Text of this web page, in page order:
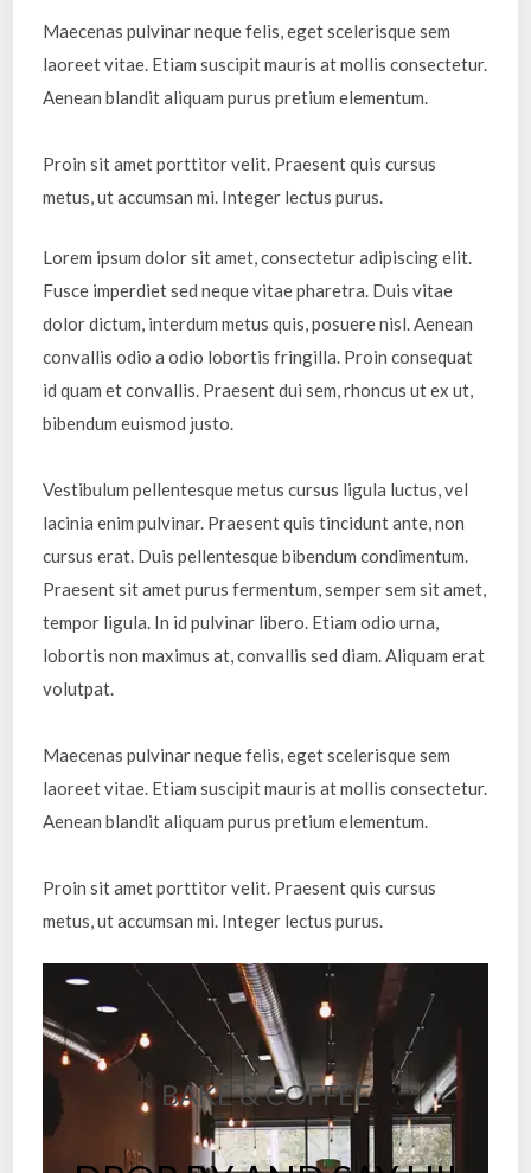
Maecenas pulvinar neque felis, eget scelerisque sem
laoreet vitae. Etiam suscipit mauris at mollis consectetur.
Aenean blandit aliquam purus pretium elementum.
Proin sit amet porttitor velit. Praesent quis cursus
metus, ut accumsan mi. Integer lectus purus.
Lorem ipsum dolor sit amet, consectetur adipiscing elit.
Fusce imperdiet sed neque vitae pharetra. Duis vitae
dolor dictum, interdum metus quis, posuere nisl. Aenean
convallis odio a odio lobortis fringilla. Proin consequat
id quam et convallis. Praesent dui sem, rhoncus ut ex ut,
bibendum euismod justo.
Vestibulum pellentesque metus cursus ligula luctus, vel
lacinia enim pulvinar. Praesent quis tincidunt ante, non
cursus erat. Duis pellentesque bibendum condimentum.
Praesent sit amet purus fermentum, semper sem sit amet,
tempor ligula. In id pulvinar libero. Etiam odio urna,
lobortis non maximus at, convallis sed diam. Aliquam erat
volutpat.
Maecenas pulvinar neque felis, eget scelerisque sem
laoreet vitae. Etiam suscipit mauris at mollis consectetur.
Aenean blandit aliquam purus pretium elementum.
Proin sit amet porttitor velit. Praesent quis cursus
metus, ut accumsan mi. Integer lectus purus.
BAKE & COFFEE